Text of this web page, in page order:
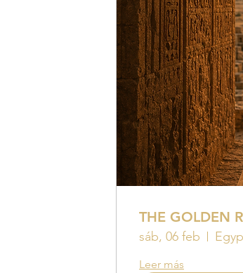
THE GOLDEN
sáb, 06 feb
Leer más